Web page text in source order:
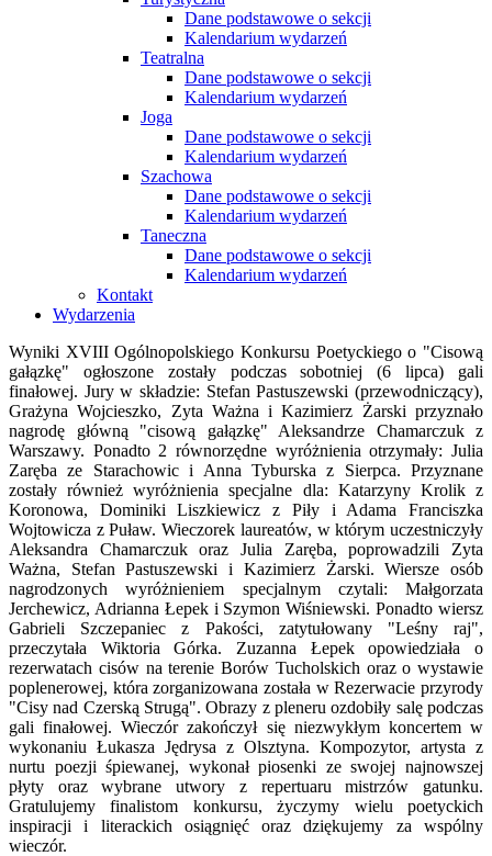
Dane podstawowe o sekcji
Kalendarium wydarzeń
Teatralna
Dane podstawowe o sekcji
Kalendarium wydarzeń
Joga
Dane podstawowe o sekcji
Kalendarium wydarzeń
Szachowa
Dane podstawowe o sekcji
Kalendarium wydarzeń
Taneczna
Dane podstawowe o sekcji
Kalendarium wydarzeń
Kontakt
Wydarzenia
Wyniki XVIII Ogólnopolskiego Konkursu Poetyckiego o "Cisową
gałązkę" ogłoszone zostały podczas sobotniej (6 lipca) gali
finałowej. Jury w składzie: Stefan Pastuszewski (przewodniczący),
Grażyna Wojcieszko, Zyta Ważna i Kazimierz Żarski przyznało
nagrodę główną "cisową gałązkę" Aleksandrze Chamarczuk z
Warszawy. Ponadto 2 równorzędne wyróżnienia otrzymały: Julia
Zaręba ze Starachowic i Anna Tyburska z Sierpca. Przyznane
zostały również wyróżnienia specjalne dla: Katarzyny Krolik z
Koronowa, Dominiki Liszkiewicz z Piły i Adama Franciszka
Wojtowicza z Puław. Wieczorek laureatów, w którym uczestniczyły
Aleksandra Chamarczuk oraz Julia Zaręba, poprowadzili Zyta
Ważna, Stefan Pastuszewski i Kazimierz Żarski. Wiersze osób
nagrodzonych wyróżnieniem specjalnym czytali: Małgorzata
Jerchewicz, Adrianna Łepek i Szymon Wiśniewski. Ponadto wiersz
Gabrieli Szczepaniec z Pakości, zatytułowany "Leśny raj",
przeczytała Wiktoria Górka. Zuzanna Łepek opowiedziała o
rezerwatach cisów na terenie Borów Tucholskich oraz o wystawie
poplenerowej, która zorganizowana została w Rezerwacie przyrody
"Cisy nad Czerską Strugą". Obrazy z pleneru ozdobiły salę podczas
gali finałowej. Wieczór zakończył się niezwykłym koncertem w
wykonaniu Łukasza Jędrysa z Olsztyna. Kompozytor, artysta z
nurtu poezji śpiewanej, wykonał piosenki ze swojej najnowszej
płyty oraz wybrane utwory z repertuaru mistrzów gatunku.
Gratulujemy finalistom konkursu, życzymy wielu poetyckich
inspiracji i literackich osiągnięć oraz dziękujemy za wspólny
wieczór.